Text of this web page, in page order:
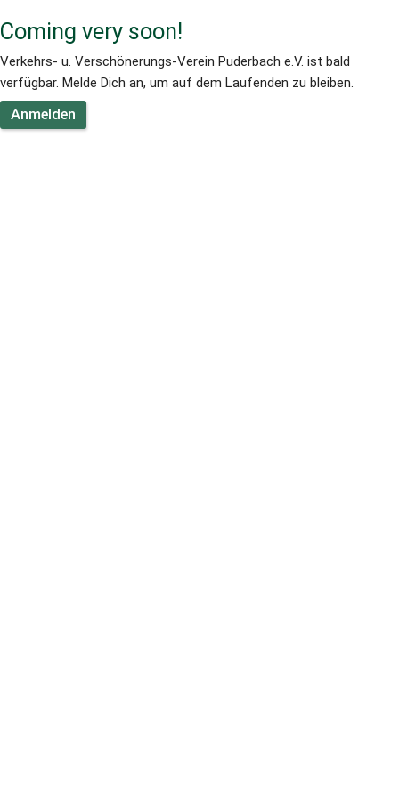
Coming very soon!
Verkehrs- u. Verschönerungs-Verein Puderbach e.V. ist bald
verfügbar. Melde Dich an, um auf dem Laufenden zu bleiben.
Anmelden